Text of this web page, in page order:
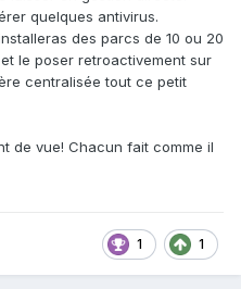
quelques antivirus.
des parcs de 10 ou 20
le poser retroactivement sur
centralisée tout ce petit
de vue! Chacun fait comme il
1 1